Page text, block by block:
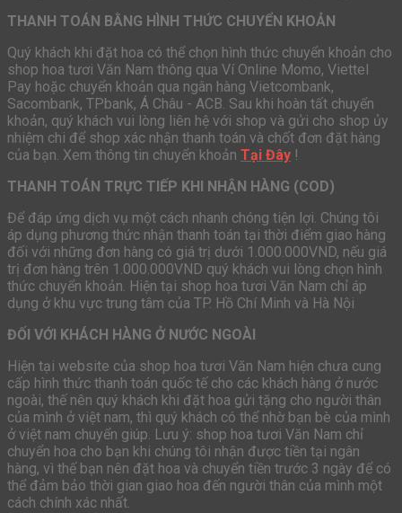
THANH TOÁN BẰNG HÌNH THỨC CHUYỂN KHOẢN
Quý khách khi đặt hoa có thể chọn hình thức chuyển khoản cho
shop hoa tươi Văn Nam thông qua Ví Online Momo, Viettel
Pay hoặc chuyển khoản qua ngân hàng Vietcombank,
Sacombank, TPbank, Á Châu - ACB. Sau khi hoàn tất chuyển
khoản, quý khách vui lòng liên hệ với shop và gửi cho shop ủy
nhiệm chi để shop xác nhận thanh toán và chốt đơn đặt hàng
của bạn. Xem thông tin chuyển khoản Tại Đây !
THANH TOÁN TRỰC TIẾP KHI NHẬN HÀNG (COD)
Để đáp ứng dịch vụ một cách nhanh chóng tiện lợi. Chúng tôi
áp dụng phương thức nhận thanh toán tại thời điểm giao hàng
đối với những đơn hàng có giá trị dưới 1.000.000VND, nếu giá
trị đơn hàng trên 1.000.000VND quý khách vui lòng chọn hình
thức chuyển khoản. Hiện tại shop hoa tươi Văn Nam chỉ áp
dụng ở khu vực trung tâm của TP. Hồ Chí Minh và Hà Nội
ĐỐI VỚI KHÁCH HÀNG Ở NƯỚC NGOÀI
Hiện tại website của shop hoa tươi Văn Nam hiện chưa cung
cấp hình thức thanh toán quốc tế cho các khách hàng ở nước
ngoài, thế nên quý khách khi đặt hoa gửi tặng cho người thân
của mình ở việt nam, thì quý khách có thể nhờ bạn bè của mình
ở việt nam chuyển giúp. Lưu ý: shop hoa tươi Văn Nam chỉ
chuyển hoa cho bạn khi chúng tôi nhận được tiền tại ngân
hàng, vì thế bạn nên đặt hoa và chuyển tiền trước 3 ngày để có
thể đảm bảo thời gian giao hoa đến người thân của mình một
cách chính xác nhất.